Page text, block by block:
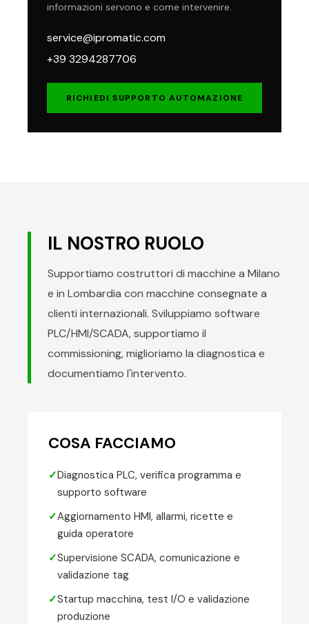
informazioni servono e come intervenire.
service@ipromatic.com
+39 3294287706
RICHIEDI SUPPORTO AUTOMAZIONE
IL NOSTRO RUOLO
Supportiamo costruttori di macchine a Milano
e in Lombardia con macchine consegnate a
clienti internazionali. Sviluppiamo software
PLC/HMI/SCADA, supportiamo il
commissioning, miglioriamo la diagnostica e
documentiamo l'intervento.
COSA FACCIAMO
✓Diagnostica PLC, verifica programma e
supporto software
✓Aggiornamento HMI, allarmi, ricette e
guida operatore
✓Supervisione SCADA, comunicazione e
validazione tag
✓Startup macchina, test I/O e validazione
produzione